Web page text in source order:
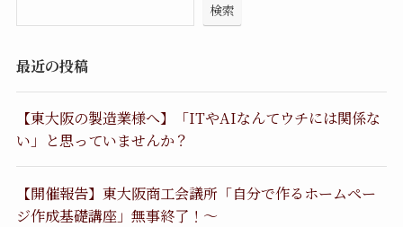
検索
最近の投稿
【東大阪の製造業様へ】「ITやAIなんてウチには関係な
い」と思っていませんか？
【開催報告】東大阪商工会議所「自分で作るホームペー
ジ作成基礎講座」無事終了！〜